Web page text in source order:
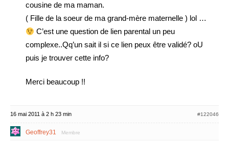
cousine de ma maman.
( Fille de la soeur de ma grand-mère maternelle ) lol …
C’est une question de lien parental un peu
complexe..Qq’un sait il si ce lien peux être validé? oU
puis je trouver cette info?
Merci beaucoup !!
16 mai 2011 à 2 h 23 min #122046
Geoffrey31 Membre